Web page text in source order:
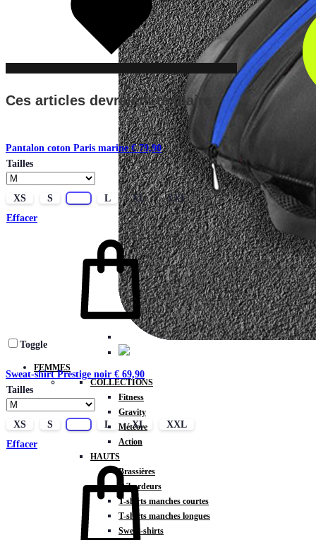
FEMMES
COLLECTIONS
Fitness
Gravity
Météore
Action
HAUTS
Brassières
Débardeurs
T-shirts manches courtes
T-shirts manches longues
Sweat-shirts
Ces articles devraient te plaire
Pantalon coton Paris marine€79,90
Tailles
XS S L XL
XXL
Effacer
Toggle
Sweat-shirt Prestige noir € 69,90
Tailles
XS S L XL
XXL
Effacer